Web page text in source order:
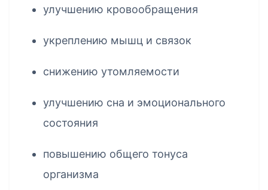
улучшению кровообращения
укреплению мышц и связок
снижению утомляемости
улучшению сна и эмоционального
состояния
повышению общего тонуса
организма